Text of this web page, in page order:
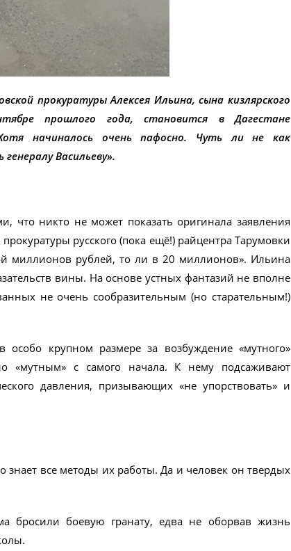
прокуратуры Алексея Ильина, сына кизлярского
прошлого года, становится в Дагестане
начиналось очень пафосно. Чуть ли не как
Васильеву».
что никто не может показать оригинала заявления
русского (пока ещё!) райцентра Тарумовки
миллионов рублей, то ли в 20 миллионов». Ильина
вины. На основе устных фантазий не вполне
не очень сообразительным (но старательным!)
крупном размере за возбуждение «мутного»
«мутным» с самого начала. К нему подсаживают
давления, призывающих «не упорствовать» и
все методы их работы. Да и человек он твердых
бросили боевую гранату, едва не оборвав жизнь